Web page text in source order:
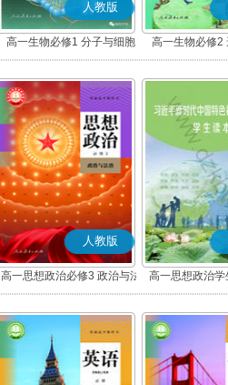
人教版
高一生物必修1 分子与细胞 高一生物必修2
人教版
高一思想政治必修3 政治与法
治(部编版)
高一思想政治
版)